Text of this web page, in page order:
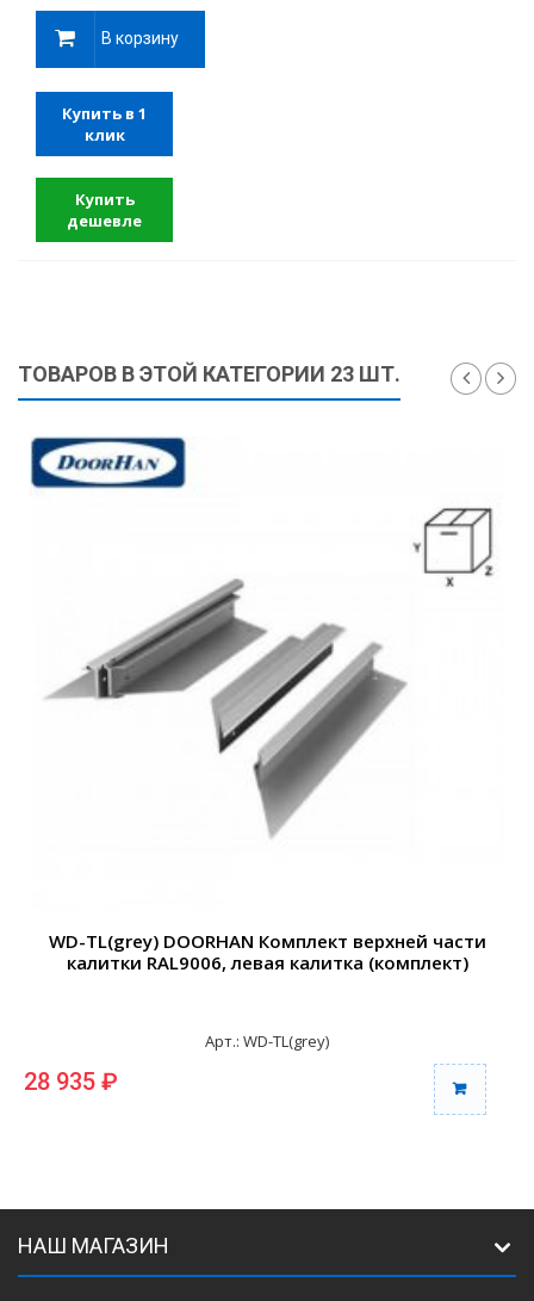
В корзину
Купить в 1
клик
Купить
дешевле
ТОВАРОВ В ЭТОЙ КАТЕГОРИИ 23 ШТ.
WD-TL(grey) DOORHAN Комплект верхней части
калитки RAL9006, левая калитка (комплект)
Арт.: WD-TL(grey)
28 935 ₽
НАШ МАГАЗИН